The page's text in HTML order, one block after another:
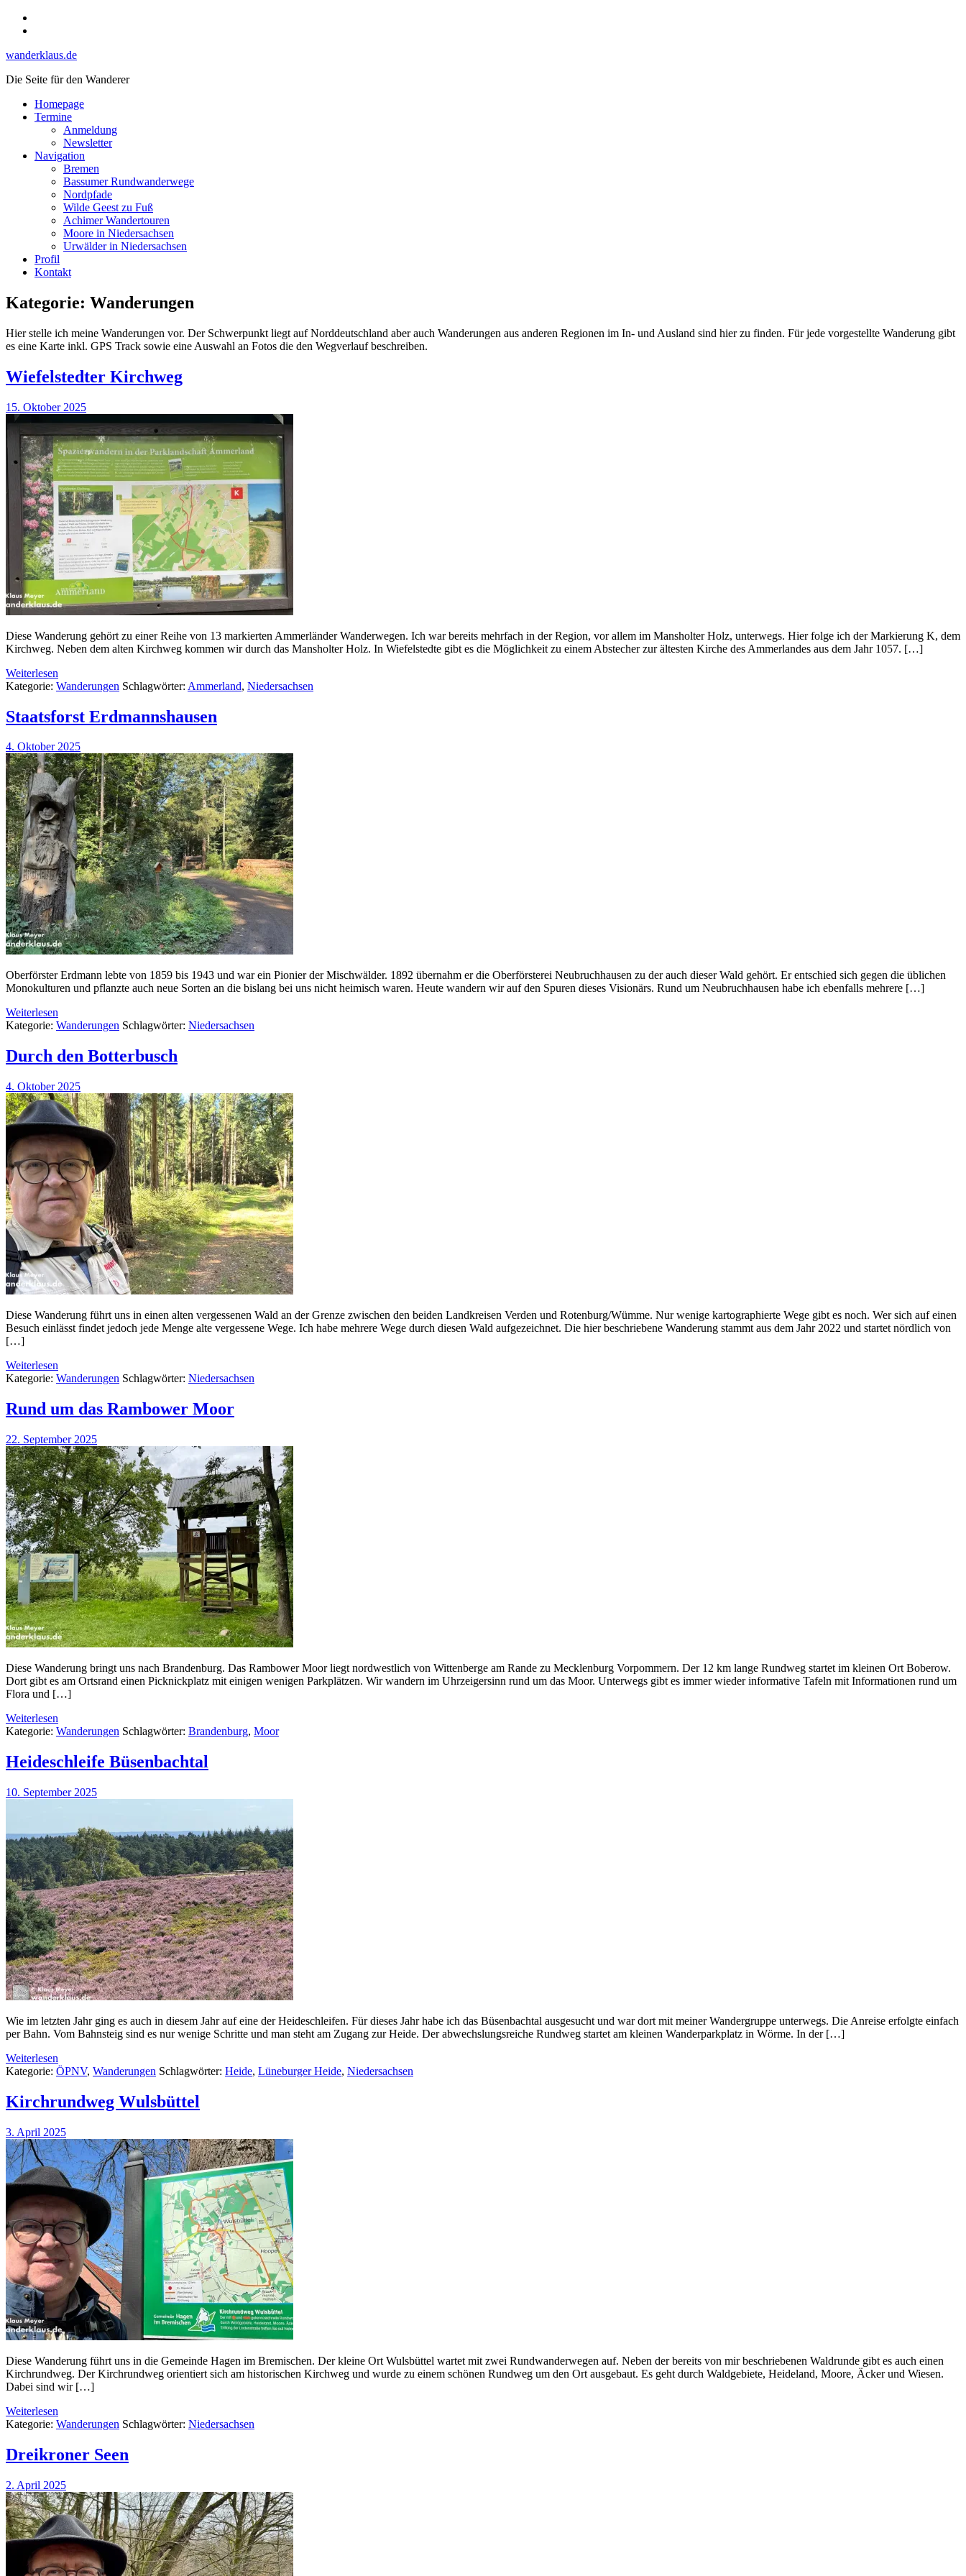
Skip
wanderklaus.de
Die Seite für den Wanderer
Homepage
Termine
Anmeldung
Newsletter
Navigation
Bremen
Bassumer Rundwanderwege
Nordpfade
Wilde Geest zu Fuß
Achimer Wandertouren
Moore in Niedersachsen
Urwälder in Niedersachsen
Profil
Kontakt
Kategorie: Wanderungen
Hier stelle ich meine Wanderungen vor. Der Schwerpunkt liegt auf Norddeutschland aber auch Wanderungen aus anderen Regionen im In- und Ausland sind hier zu finden. Für jede vorgestellte Wanderung gibt
es eine Karte inkl. GPS Track sowie eine Auswahl an Fotos die den Wegverlauf beschreiben.
Wiefelstedter Kirchweg
15. Oktober 2025
Diese Wanderung gehört zu einer Reihe von 13 markierten Ammerländer Wanderwegen. Ich war bereits mehrfach in der Region, vor allem im Mansholter Holz, unterwegs. Hier folge ich der Markierung K, dem
Kirchweg. Neben dem alten Kirchweg kommen wir durch das Mansholter Holz. In Wiefelstedte gibt es die Möglichkeit zu einem Abstecher zur ältesten Kirche des Ammerlandes aus dem Jahr 1057. […]
Weiterlesen
Kategorie: Wanderungen Schlagwörter: Ammerland, Niedersachsen
Staatsforst Erdmannshausen
4. Oktober 2025
Oberförster Erdmann lebte von 1859 bis 1943 und war ein Pionier der Mischwälder. 1892 übernahm er die Oberförsterei Neubruchhausen zu der auch dieser Wald gehört. Er entschied sich gegen die üblichen
Monokulturen und pflanzte auch neue Sorten an die bislang bei uns nicht heimisch waren. Heute wandern wir auf den Spuren dieses Visionärs. Rund um Neubruchhausen habe ich ebenfalls mehrere […]
Weiterlesen
Kategorie: Wanderungen Schlagwörter: Niedersachsen
Durch den Botterbusch
4. Oktober 2025
Diese Wanderung führt uns in einen alten vergessenen Wald an der Grenze zwischen den beiden Landkreisen Verden und Rotenburg/Wümme. Nur wenige kartographierte Wege gibt es noch. Wer sich auf einen
Besuch einlässt findet jedoch jede Menge alte vergessene Wege. Ich habe mehrere Wege durch diesen Wald aufgezeichnet. Die hier beschriebene Wanderung stammt aus dem Jahr 2022 und startet nördlich von
[…]
Weiterlesen
Kategorie: Wanderungen Schlagwörter: Niedersachsen
Rund um das Rambower Moor
22. September 2025
Diese Wanderung bringt uns nach Brandenburg. Das Rambower Moor liegt nordwestlich von Wittenberge am Rande zu Mecklenburg Vorpommern. Der 12 km lange Rundweg startet im kleinen Ort Boberow.
Dort gibt es am Ortsrand einen Picknickplatz mit einigen wenigen Parkplätzen. Wir wandern im Uhrzeigersinn rund um das Moor. Unterwegs gibt es immer wieder informative Tafeln mit Informationen rund um
Flora und […]
Weiterlesen
Kategorie: Wanderungen Schlagwörter: Brandenburg, Moor
Heideschleife Büsenbachtal
10. September 2025
Wie im letzten Jahr ging es auch in diesem Jahr auf eine der Heideschleifen. Für dieses Jahr habe ich das Büsenbachtal ausgesucht und war dort mit meiner Wandergruppe unterwegs. Die Anreise erfolgte einfach
per Bahn. Vom Bahnsteig sind es nur wenige Schritte und man steht am Zugang zur Heide. Der abwechslungsreiche Rundweg startet am kleinen Wanderparkplatz in Wörme. In der […]
Weiterlesen
Kategorie: ÖPNV, Wanderungen Schlagwörter: Heide, Lüneburger Heide, Niedersachsen
Kirchrundweg Wulsbüttel
3. April 2025
Diese Wanderung führt uns in die Gemeinde Hagen im Bremischen. Der kleine Ort Wulsbüttel wartet mit zwei Rundwanderwegen auf. Neben der bereits von mir beschriebenen Waldrunde gibt es auch einen
Kirchrundweg. Der Kirchrundweg orientiert sich am historischen Kirchweg und wurde zu einem schönen Rundweg um den Ort ausgebaut. Es geht durch Waldgebiete, Heideland, Moore, Äcker und Wiesen.
Dabei sind wir […]
Weiterlesen
Kategorie: Wanderungen Schlagwörter: Niedersachsen
Dreikroner Seen
2. April 2025